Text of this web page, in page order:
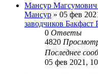
Мансур
Мансур » 05 фев
заводчиков Бакфаст
0 Ответы
4820
Последнее
05 фев 2021,